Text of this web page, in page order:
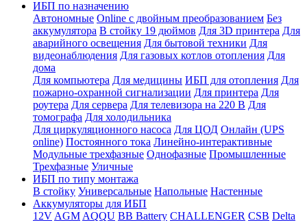
ИБП по назначению
Автономные Online с двойным преобразованием Без
аккумулятора В стойку 19 дюймов Для 3D принтера Для
аварийного освещения Для бытовой техники Для
видеонаблюдения Для газовых котлов отопления Для
дома
Для компьютера Для медицины ИБП для отопления Для
пожарно-охранной сигнализации Для принтера Для
роутера Для сервера Для телевизора на 220 В Для
томографа Для холодильника
Для циркуляционного насоса Для ЦОД Онлайн (UPS
online) Постоянного тока Линейно-интерактивные
Модульные трехфазные Однофазные Промышленные
Трехфазные Уличные
ИБП по типу монтажа
В стойку Универсальные Напольные Настенные
Аккумуляторы для ИБП
12V AGM AQQU BB Battery CHALLENGER CSB Delta